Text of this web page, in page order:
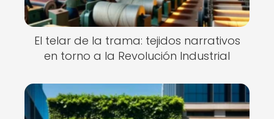
El telar de la trama: tejidos narrativos
en torno a la Revolución Industrial